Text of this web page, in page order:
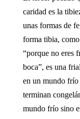
caridad es la
unas formas de
forma tibia,
“porque no eres
boca”, es una
en un mundo frío
terminan
mundo frío sino